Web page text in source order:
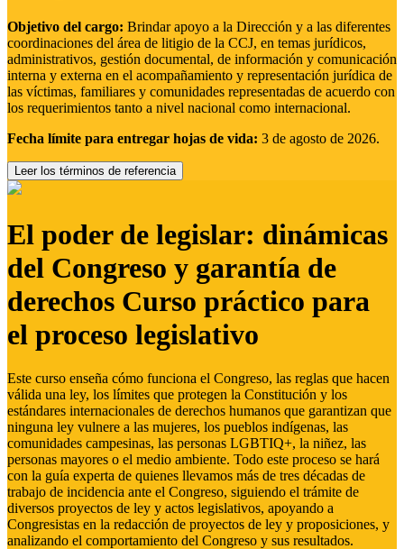
Objetivo del cargo: Brindar apoyo a la Dirección y a las diferentes
coordinaciones del área de litigio de la CCJ, en temas jurídicos,
administrativos, gestión documental, de información y comunicación
interna y externa en el acompañamiento y representación jurídica de
las víctimas, familiares y comunidades representadas de acuerdo con
los requerimientos tanto a nivel nacional como internacional.
Fecha límite para entregar hojas de vida: 3 de agosto de 2026.
Leer los términos de referencia
El poder de legislar: dinámicas
del Congreso y garantía de
derechos Curso práctico para
el proceso legislativo
Este curso enseña cómo funciona el Congreso, las reglas que hacen
válida una ley, los límites que protegen la Constitución y los
estándares internacionales de derechos humanos que garantizan que
ninguna ley vulnere a las mujeres, los pueblos indígenas, las
comunidades campesinas, las personas LGBTIQ+, la niñez, las
personas mayores o el medio ambiente. Todo este proceso se hará
con la guía experta de quienes llevamos más de tres décadas de
trabajo de incidencia ante el Congreso, siguiendo el trámite de
diversos proyectos de ley y actos legislativos, apoyando a
Congresistas en la redacción de proyectos de ley y proposiciones, y
analizando el comportamiento del Congreso y sus resultados.